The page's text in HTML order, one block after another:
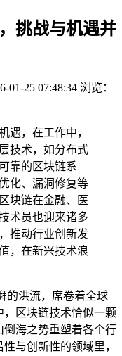
挑战与机遇并
01-25 07:48:34 浏览：
遇，在工作中，
技术，如分布式
靠的区块链系
化、漏洞修复等
块链在金融、医
术员也迎来诸多
推动行业创新发
，在新兴技术浪
的洪流，席卷着全球
区块链技术恰似一颗
海之势重塑着各个行
与创新性的领域里，